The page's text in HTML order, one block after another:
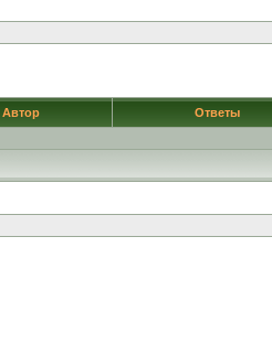
Автор Ответы